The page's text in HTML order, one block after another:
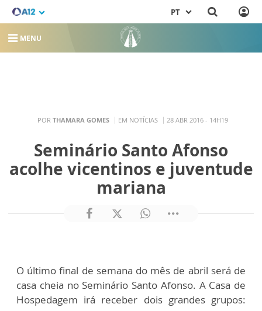
PT
MENU
POR THAMARA GOMES EM NOTÍCIAS 28 ABR 2016 - 14H19
Seminário Santo Afonso
acolhe vicentinos e juventude
mariana
O último final de semana do mês de abril será de
casa cheia no Seminário Santo Afonso. A Casa de
Hospedagem irá receber dois grandes grupos: